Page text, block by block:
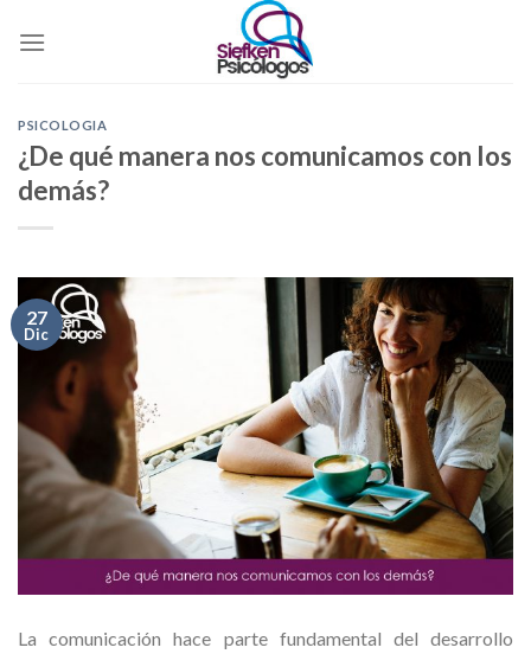
PSICOLOGIA
¿De qué manera nos comunicamos con los
demás?
27
Dic
La comunicación hace parte fundamental del desarrollo